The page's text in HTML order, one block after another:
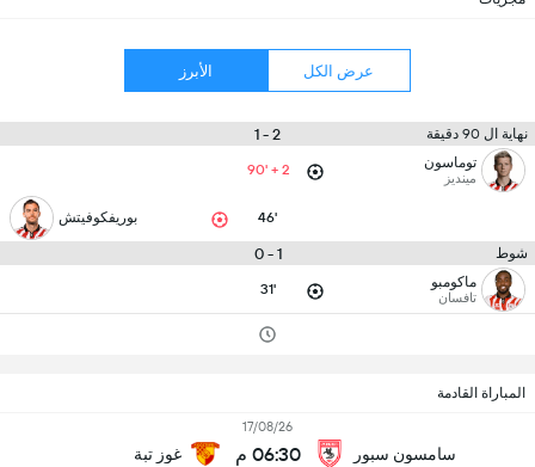
عرض الكل الأبرز
نهاية ال 90 دقيقة 2 - 1
توماسون
مينديز 90' + 2
46' بوريفكوفيتش
شوط 1 - 0
ماكومبو
تافسان 31'
المباراة القادمة
سامسون سبور
17/08/26
06:30 م غوز تبة